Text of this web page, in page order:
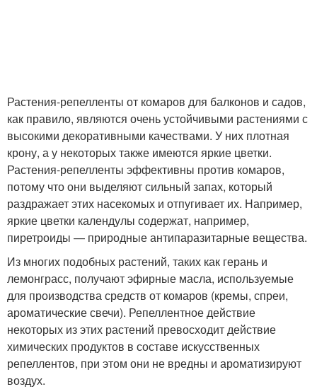
Растения-репелленты от комаров для балконов и садов,
как правило, являются очень устойчивыми растениями с
высокими декоративными качествами. У них плотная
крону, а у некоторых также имеются яркие цветки.
Растения-репелленты эффективны против комаров,
потому что они выделяют сильный запах, который
раздражает этих насекомых и отпугивает их. Например,
яркие цветки календулы содержат, например,
пиретроиды — природные антипаразитарные вещества.
Из многих подобных растений, таких как герань и
лемонграсс, получают эфирные масла, используемые
для производства средств от комаров (кремы, спреи,
ароматические свечи). Репеллентное действие
некоторых из этих растений превосходит действие
химических продуктов в составе искусственных
репеллентов, при этом они не вредны и ароматизируют
воздух.